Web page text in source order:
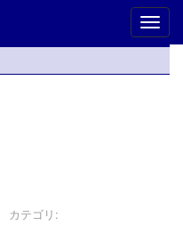
カテゴリ: